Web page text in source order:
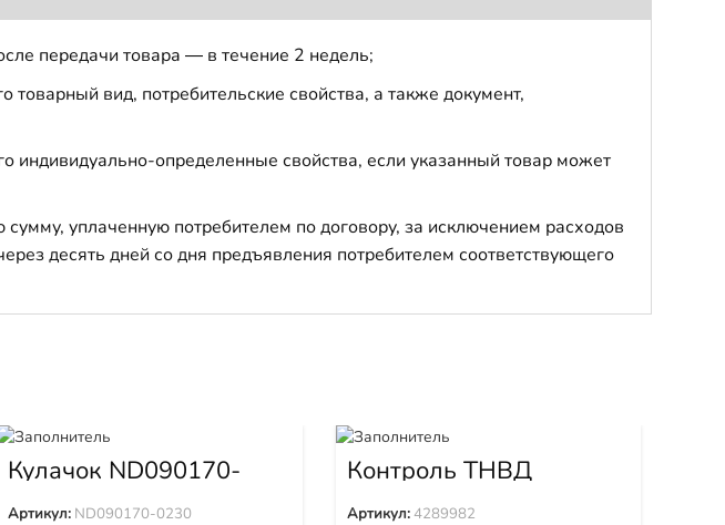
передачи товара — в течение 2 недель;
вид, потребительские свойства, а также документ,
индивидуально-определенные свойства, если указанный товар может
уплаченную потребителем по договору, за исключением расходов
десять дней со дня предъявления потребителем соответствующего
Кулачок ND090170-
0230
Артикул: ND090170-0230
Контроль ТНВД
4289982
Артикул:4289982